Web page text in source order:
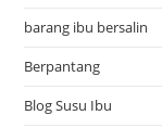
barang ibu bersalin
Berpantang
Blog Susu Ibu